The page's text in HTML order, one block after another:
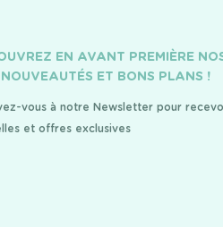
EN AVANT PREMIÈRE
ET BONS PLANS !
vous à notre Newsletter pour
et offres exclusives